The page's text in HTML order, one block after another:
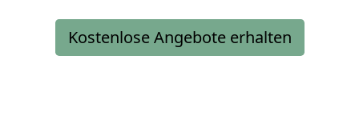
Kostenlose Angebote erhalten